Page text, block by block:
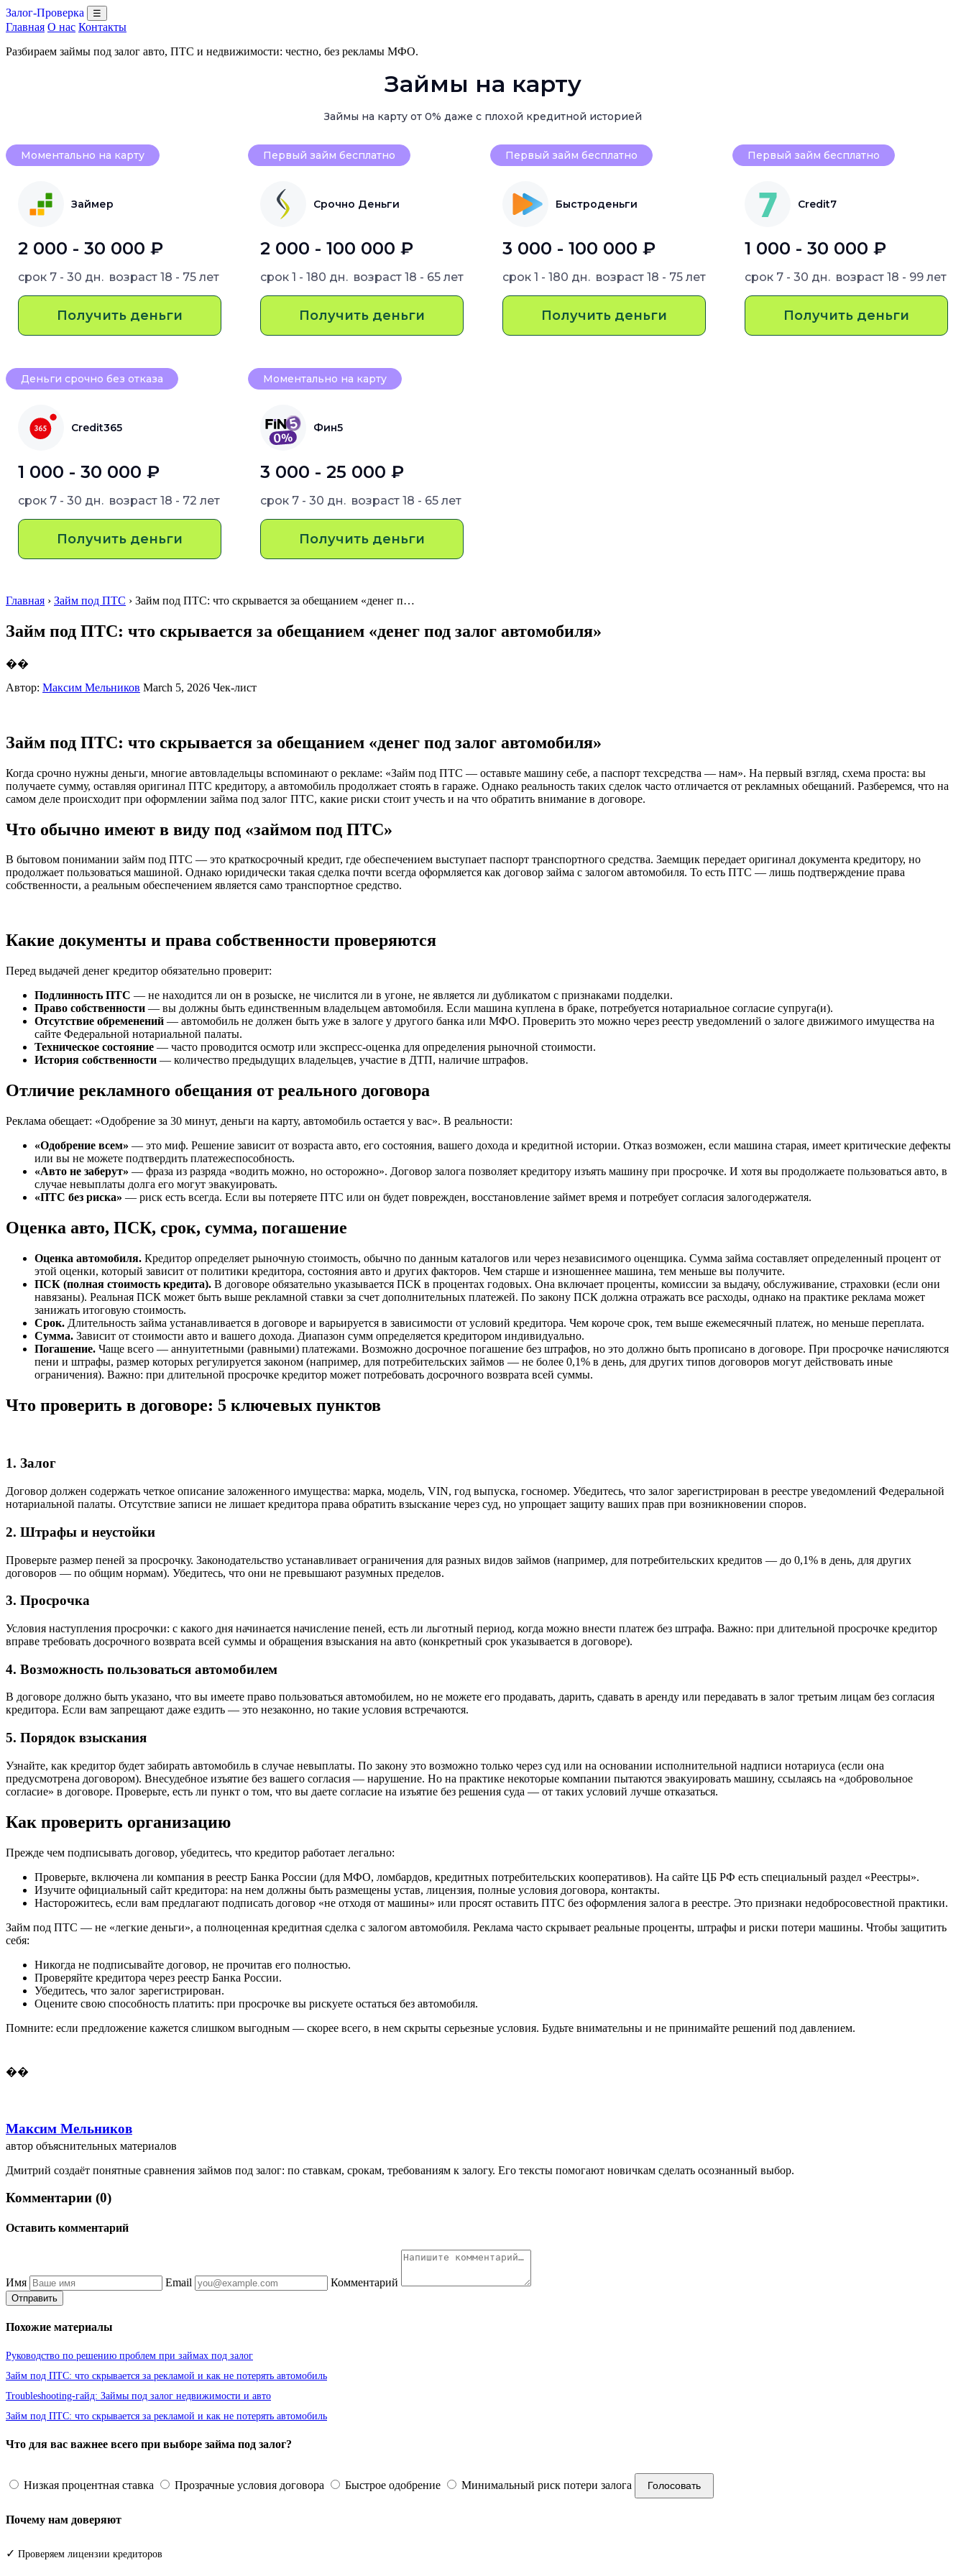
Залог-Проверка ☰
Главная О нас Контакты
Разбираем займы под залог авто, ПТС и недвижимости: честно, без рекламы МФО.
Займы на карту
Займы на карту от 0% даже с плохой кредитной историей
Моментально на карту
Займер
2 000 - 30 000 ₽
срок 7 - 30 дн. возраст 18 - 75 лет
Получить деньги
Первый займ бесплатно
Срочно Деньги
2 000 - 100 000 ₽
срок 1 - 180 дн. возраст 18 - 65 лет
Получить деньги
Первый займ бесплатно
Быстроденьги
3 000 - 100 000 ₽
срок 1 - 180 дн. возраст 18 - 75 лет
Получить деньги
Первый займ бесплатно
Credit7
1 000 - 30 000 ₽
срок 7 - 30 дн. возраст 18 - 99 лет
Получить деньги
Деньги срочно без отказа
Credit365
1 000 - 30 000 ₽
срок 7 - 30 дн. возраст 18 - 72 лет
Получить деньги
Моментально на карту
Фин5
3 000 - 25 000 ₽
срок 7 - 30 дн. возраст 18 - 65 лет
Получить деньги
Главная › Займ под ПТС › Займ под ПТС: что скрывается за обещанием «денег п…
Займ под ПТС: что скрывается за обещанием «денег под залог автомобиля»
��
Автор: Максим Мельников March 5, 2026 Чек-лист
Займ под ПТС: что скрывается за обещанием «денег под залог автомобиля»
Когда срочно нужны деньги, многие автовладельцы вспоминают о рекламе: «Займ под ПТС — оставьте машину себе, а паспорт техсредства — нам». На первый взгляд, схема проста: вы
получаете сумму, оставляя оригинал ПТС кредитору, а автомобиль продолжает стоять в гараже. Однако реальность таких сделок часто отличается от рекламных обещаний. Разберемся, что на
самом деле происходит при оформлении займа под залог ПТС, какие риски стоит учесть и на что обратить внимание в договоре.
Что обычно имеют в виду под «займом под ПТС»
В бытовом понимании займ под ПТС — это краткосрочный кредит, где обеспечением выступает паспорт транспортного средства. Заемщик передает оригинал документа кредитору, но
продолжает пользоваться машиной. Однако юридически такая сделка почти всегда оформляется как договор займа с залогом автомобиля. То есть ПТС — лишь подтверждение права
собственности, а реальным обеспечением является само транспортное средство.
Какие документы и права собственности проверяются
Перед выдачей денег кредитор обязательно проверит:
Подлинность ПТС — не находится ли он в розыске, не числится ли в угоне, не является ли дубликатом с признаками подделки.
Право собственности — вы должны быть единственным владельцем автомобиля. Если машина куплена в браке, потребуется нотариальное согласие супруга(и).
Отсутствие обременений — автомобиль не должен быть уже в залоге у другого банка или МФО. Проверить это можно через реестр уведомлений о залоге движимого имущества на
сайте Федеральной нотариальной палаты.
Техническое состояние — часто проводится осмотр или экспресс-оценка для определения рыночной стоимости.
История собственности — количество предыдущих владельцев, участие в ДТП, наличие штрафов.
Отличие рекламного обещания от реального договора
Реклама обещает: «Одобрение за 30 минут, деньги на карту, автомобиль остается у вас». В реальности:
«Одобрение всем» — это миф. Решение зависит от возраста авто, его состояния, вашего дохода и кредитной истории. Отказ возможен, если машина старая, имеет критические дефекты
или вы не можете подтвердить платежеспособность.
«Авто не заберут» — фраза из разряда «водить можно, но осторожно». Договор залога позволяет кредитору изъять машину при просрочке. И хотя вы продолжаете пользоваться авто, в
случае невыплаты долга его могут эвакуировать.
«ПТС без риска» — риск есть всегда. Если вы потеряете ПТС или он будет поврежден, восстановление займет время и потребует согласия залогодержателя.
Оценка авто, ПСК, срок, сумма, погашение
Оценка автомобиля. Кредитор определяет рыночную стоимость, обычно по данным каталогов или через независимого оценщика. Сумма займа составляет определенный процент от
этой оценки, который зависит от политики кредитора, состояния авто и других факторов. Чем старше и изношеннее машина, тем меньше вы получите.
ПСК (полная стоимость кредита). В договоре обязательно указывается ПСК в процентах годовых. Она включает проценты, комиссии за выдачу, обслуживание, страховки (если они
навязаны). Реальная ПСК может быть выше рекламной ставки за счет дополнительных платежей. По закону ПСК должна отражать все расходы, однако на практике реклама может
занижать итоговую стоимость.
Срок. Длительность займа устанавливается в договоре и варьируется в зависимости от условий кредитора. Чем короче срок, тем выше ежемесячный платеж, но меньше переплата.
Сумма. Зависит от стоимости авто и вашего дохода. Диапазон сумм определяется кредитором индивидуально.
Погашение. Чаще всего — аннуитетными (равными) платежами. Возможно досрочное погашение без штрафов, но это должно быть прописано в договоре. При просрочке начисляются
пени и штрафы, размер которых регулируется законом (например, для потребительских займов — не более 0,1% в день, для других типов договоров могут действовать иные
ограничения). Важно: при длительной просрочке кредитор может потребовать досрочного возврата всей суммы.
Что проверить в договоре: 5 ключевых пунктов
1. Залог
Договор должен содержать четкое описание заложенного имущества: марка, модель, VIN, год выпуска, госномер. Убедитесь, что залог зарегистрирован в реестре уведомлений Федеральной
нотариальной палаты. Отсутствие записи не лишает кредитора права обратить взыскание через суд, но упрощает защиту ваших прав при возникновении споров.
2. Штрафы и неустойки
Проверьте размер пеней за просрочку. Законодательство устанавливает ограничения для разных видов займов (например, для потребительских кредитов — до 0,1% в день, для других
договоров — по общим нормам). Убедитесь, что они не превышают разумных пределов.
3. Просрочка
Условия наступления просрочки: с какого дня начинается начисление пеней, есть ли льготный период, когда можно внести платеж без штрафа. Важно: при длительной просрочке кредитор
вправе требовать досрочного возврата всей суммы и обращения взыскания на авто (конкретный срок указывается в договоре).
4. Возможность пользоваться автомобилем
В договоре должно быть указано, что вы имеете право пользоваться автомобилем, но не можете его продавать, дарить, сдавать в аренду или передавать в залог третьим лицам без согласия
кредитора. Если вам запрещают даже ездить — это незаконно, но такие условия встречаются.
5. Порядок взыскания
Узнайте, как кредитор будет забирать автомобиль в случае невыплаты. По закону это возможно только через суд или на основании исполнительной надписи нотариуса (если она
предусмотрена договором). Внесудебное изъятие без вашего согласия — нарушение. Но на практике некоторые компании пытаются эвакуировать машину, ссылаясь на «добровольное
согласие» в договоре. Проверьте, есть ли пункт о том, что вы даете согласие на изъятие без решения суда — от таких условий лучше отказаться.
Как проверить организацию
Прежде чем подписывать договор, убедитесь, что кредитор работает легально:
Проверьте, включена ли компания в реестр Банка России (для МФО, ломбардов, кредитных потребительских кооперативов). На сайте ЦБ РФ есть специальный раздел «Реестры».
Изучите официальный сайт кредитора: на нем должны быть размещены устав, лицензия, полные условия договора, контакты.
Насторожитесь, если вам предлагают подписать договор «не отходя от машины» или просят оставить ПТС без оформления залога в реестре. Это признаки недобросовестной практики.
Займ под ПТС — не «легкие деньги», а полноценная кредитная сделка с залогом автомобиля. Реклама часто скрывает реальные проценты, штрафы и риски потери машины. Чтобы защитить
себя:
Никогда не подписывайте договор, не прочитав его полностью.
Проверяйте кредитора через реестр Банка России.
Убедитесь, что залог зарегистрирован.
Оцените свою способность платить: при просрочке вы рискуете остаться без автомобиля.
Помните: если предложение кажется слишком выгодным — скорее всего, в нем скрыты серьезные условия. Будьте внимательны и не принимайте решений под давлением.
��
Максим Мельников
автор объяснительных материалов
Дмитрий создаёт понятные сравнения займов под залог: по ставкам, срокам, требованиям к залогу. Его тексты помогают новичкам сделать осознанный выбор.
Комментарии (0)
Оставить комментарий
Имя Email Комментарий
Отправить
Похожие материалы
Руководство по решению проблем при займах под залог
Займ под ПТС: что скрывается за рекламой и как не потерять автомобиль
Troubleshooting-гайд: Займы под залог недвижимости и авто
Займ под ПТС: что скрывается за рекламой и как не потерять автомобиль
Что для вас важнее всего при выборе займа под залог?
Низкая процентная ставка Прозрачные условия договора Быстрое одобрение Минимальный риск потери залога Голосовать
Почему нам доверяют
✓ Проверяем лицензии кредиторов